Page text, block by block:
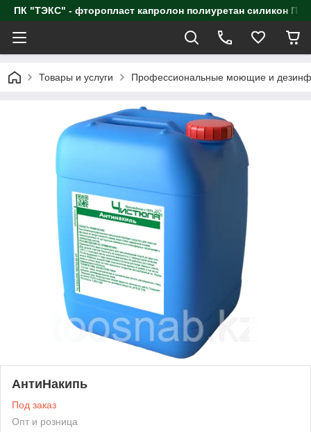
ПК "ТЭКС" - фторопласт капролон полиуретан
Товары и услуги Профессиональные моющие и
АнтиНакипь
Под заказ
Опт и розница